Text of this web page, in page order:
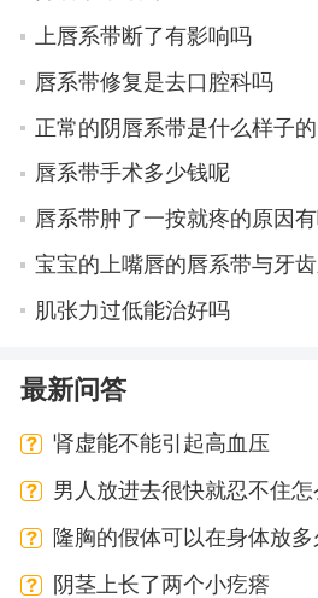
上唇系带断了有影响吗
唇系带修复是去口腔科吗
正常的阴唇系带是什么样子的
唇系带手术多少钱呢
唇系带肿了一按就疼的原因
宝宝的上嘴唇的唇系带与牙
肌张力过低能治好吗
最新问答
肾虚能不能引起高血压
男人放进去很快就忍不住
隆胸的假体可以在身体放多
阴茎上长了两个小疙瘩